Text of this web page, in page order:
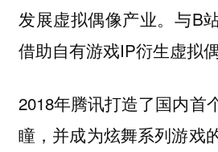
发展虚拟偶像产业。与B
借助自有游戏IP衍生虚拟偶
2018年腾讯打造了国内首
瞳，并成为炫舞系列游戏